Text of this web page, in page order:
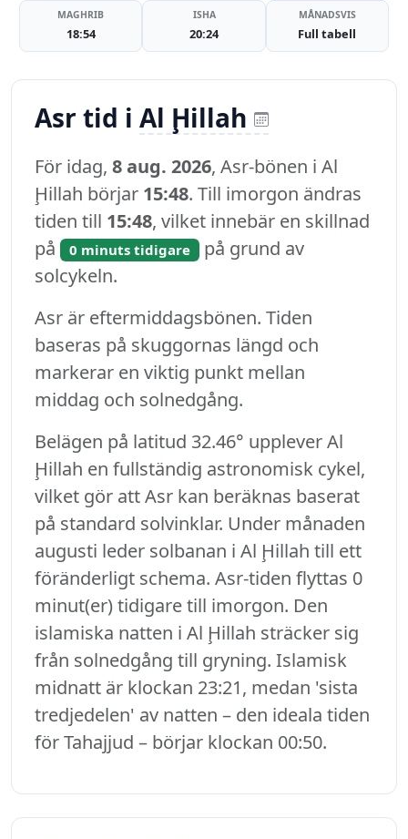
MAGHRIB
18:54
ISHA
20:24
MÅNADSVIS
Full tabell
Asr tid i Al Ḩillah
För idag, 8 aug. 2026, Asr-bönen i Al
Ḩillah börjar 15:48. Till imorgon ändras
tiden till 15:48, vilket innebär en skillnad
på
0 minuts tidigare på grund av
solcykeln.
Asr är eftermiddagsbönen. Tiden
baseras på skuggornas längd och
markerar en viktig punkt mellan
middag och solnedgång.
Belägen på latitud 32.46° upplever Al
Ḩillah en fullständig astronomisk cykel,
vilket gör att Asr kan beräknas baserat
på standard solvinklar. Under månaden
augusti leder solbanan i Al Ḩillah till ett
föränderligt schema. Asr-tiden flyttas 0
minut(er) tidigare till imorgon. Den
islamiska natten i Al Ḩillah sträcker sig
från solnedgång till gryning. Islamisk
midnatt är klockan 23:21, medan 'sista
tredjedelen' av natten – den ideala tiden
för Tahajjud – börjar klockan 00:50.